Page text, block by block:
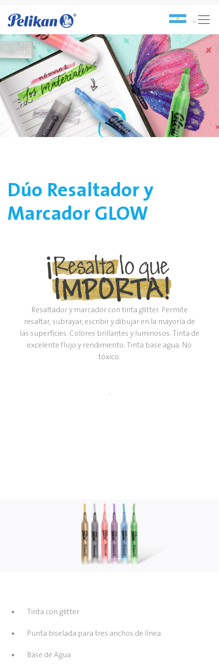
Dúo Resaltador y
Marcador GLOW
Resaltador y marcador con tinta glitter. Permite
resaltar, subrayar, escribir y dibujar en la mayoría de
las superficies. Colores brillantes y luminosos. Tinta de
excelente flujo y rendimiento. Tinta base agua. No
tóxico.
.
Tinta con glitter
Punta biselada para tres anchos de línea
Base de Agua